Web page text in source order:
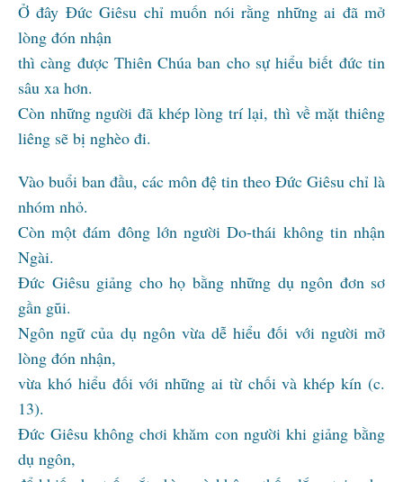
Ở đây Đức Giêsu chỉ muốn nói rằng những ai đã mở
lòng đón nhận
thì càng được Thiên Chúa ban cho sự hiểu biết đức tin
sâu xa hơn.
Còn những người đã khép lòng trí lại, thì về mặt thiêng
liêng sẽ bị nghèo đi.
Vào buổi ban đầu, các môn đệ tin theo Đức Giêsu chỉ là
nhóm nhỏ.
Còn một đám đông lớn người Do-thái không tin nhận
Ngài.
Đức Giêsu giảng cho họ bằng những dụ ngôn đơn sơ
gần gũi.
Ngôn ngữ của dụ ngôn vừa dễ hiểu đối với người mở
lòng đón nhận,
vừa khó hiểu đối với những ai từ chối và khép kín (c.
13).
Đức Giêsu không chơi khăm con người khi giảng bằng
dụ ngôn,